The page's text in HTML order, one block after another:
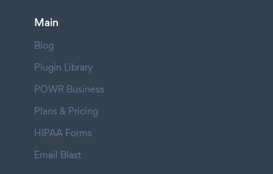
Main
Blog
Plugin Library
POWR Business
Plans & Pricing
HIPAA Forms
Email Blast